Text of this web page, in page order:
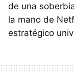
de una
la mano de
estratégico